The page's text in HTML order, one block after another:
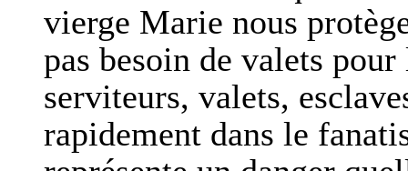
vierge Marie nous
pas besoin de valets
serviteurs, valets,
rapidement dans le